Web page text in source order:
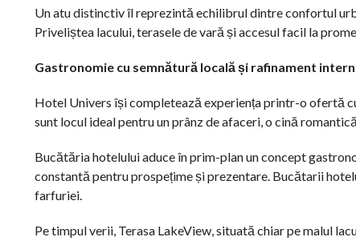
Un atu distinctiv îl reprezintă echilibrul dintre confortul
Priveliștea lacului, terasele de vară și accesul facil la
Gastronomie cu semnătură locală și rafinament
Hotel Univers își completează experiența printr-o ofertă
sunt locul ideal pentru un prânz de afaceri, o cină
Bucătăria hotelului aduce în prim-plan un concept
constantă pentru prospețime și prezentare. Bucătarii
farfuriei.
Pe timpul verii, Terasa LakeView, situată chiar pe malul